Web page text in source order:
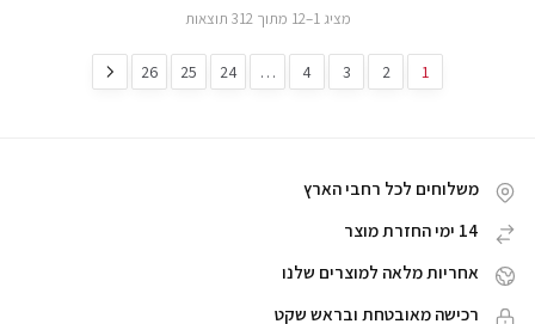
מציג 1–12 מתוך 312 תוצאות
1
2
3
4
…
24
25
26
משלוחים לכל רחבי הארץ
14 ימי החזרת מוצר
אחריות מלאה למוצרים שלנו
רכישה מאובטחת ובראש שקט